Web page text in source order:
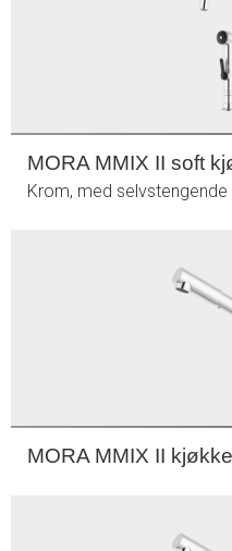
MORA MMIX II soft
Krom, med selvstengende
MORA MMIX II